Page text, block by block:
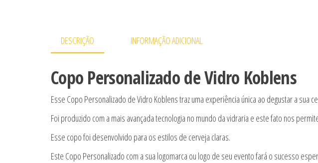
DESCRIÇÃO INFORMAÇÃO ADICIONAL
Copo Personalizado de Vidro Koblens
Esse Copo Personalizado de Vidro Koblens traz uma experiência única ao degustar a sua
Foi produzido com a mais avançada tecnologia no mundo da vidraria e este fato nos
Esse copo foi desenvolvido para os estilos de cerveja claras.
Este Copo Personalizado com a sua logomarca ou logo de seu evento fará o sucesso